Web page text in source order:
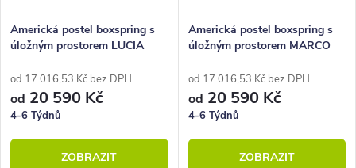
Americká postel boxspring s
úložným prostorem LUCIA
od 17 016,53 Kč bez DPH
od 20 590 Kč
4-6 Týdnů
ZOBRAZIT
Americká postel boxspring s
úložným prostorem MARCO
od 17 016,53 Kč bez DPH
od 20 590 Kč
4-6 Týdnů
ZOBRAZIT